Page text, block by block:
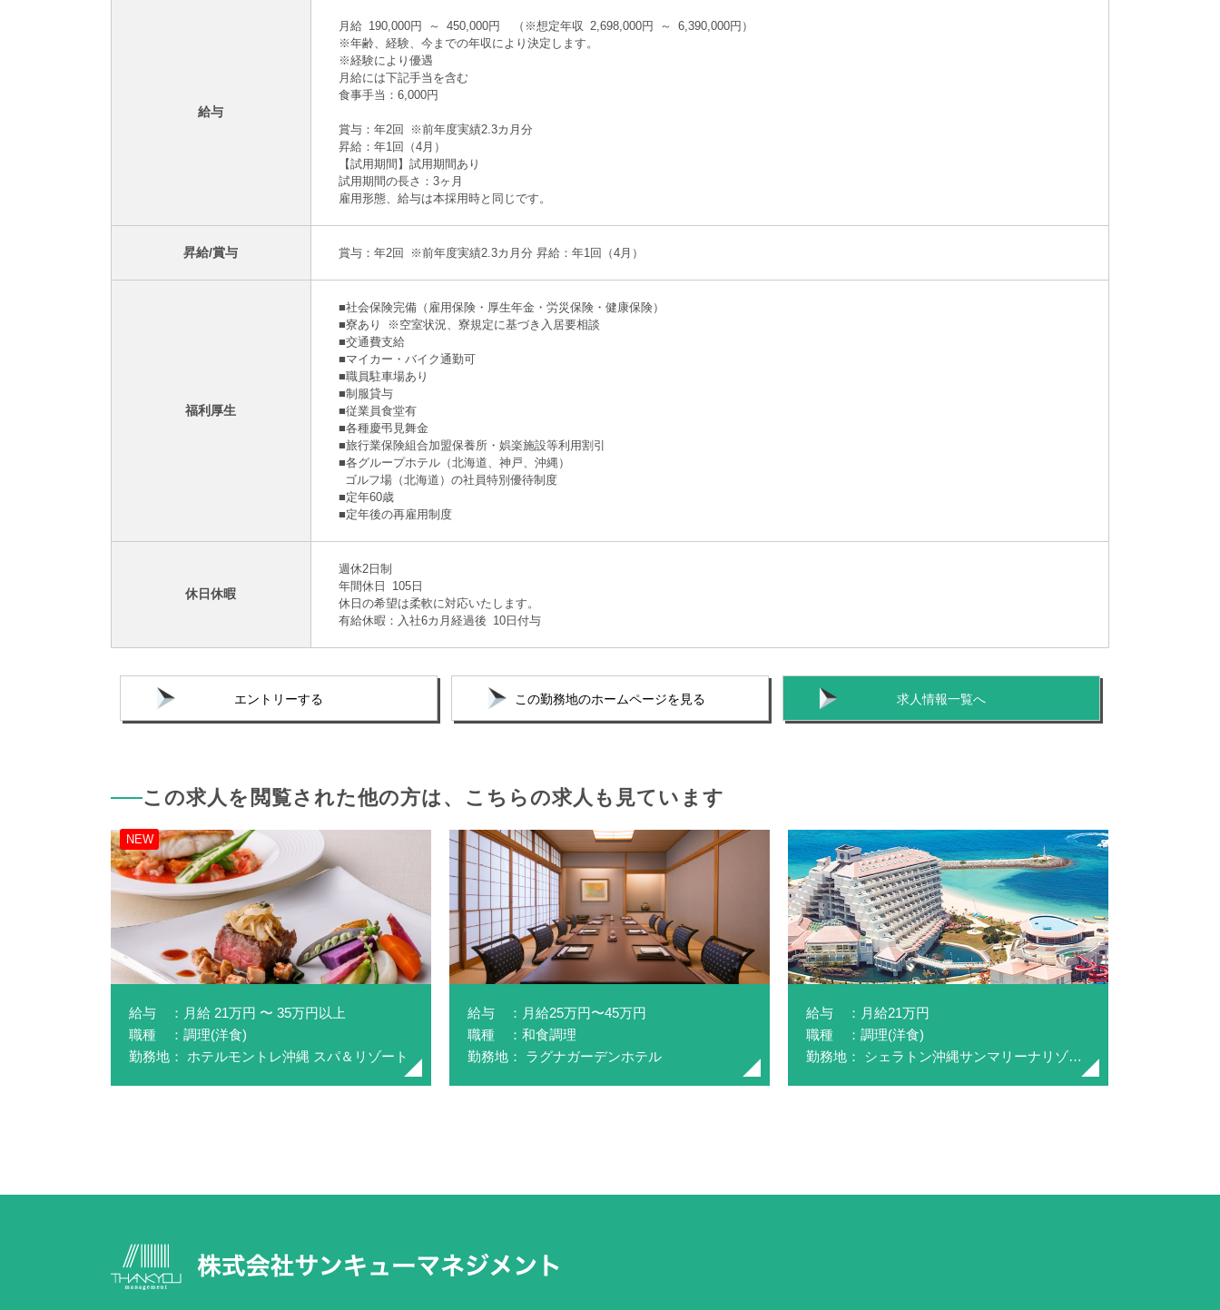
給与
月給 190,000円 ～ 450,000円 （※想定年収 2,698,000円 ～ 6,390,000円）
※年齢、経験、今までの年収により決定します。
※経験により優遇
月給には下記手当を含む
食事手当：6,000円
賞与：年2回 ※前年度実績2.3カ月分
昇給：年1回（4月）
【試用期間】試用期間あり
試用期間の長さ：3ヶ月
雇用形態、給与は本採用時と同じです。
昇給/賞与 賞与：年2回 ※前年度実績2.3カ月分 昇給：年1回（4月）
福利厚生
■社会保険完備（雇用保険・厚生年金・労災保険・健康保険）
■寮あり ※空室状況、寮規定に基づき入居要相談
■交通費支給
■マイカー・バイク通勤可
■職員駐車場あり
■制服貸与
■従業員食堂有
■各種慶弔見舞金
■旅行業保険組合加盟保養所・娯楽施設等利用割引
■各グループホテル（北海道、神戸、沖縄）
ゴルフ場（北海道）の社員特別優待制度
■定年60歳
■定年後の再雇用制度
休日休暇
週休2日制
年間休日 105日
休日の希望は柔軟に対応いたします。
有給休暇：入社6カ月経過後 10日付与
エントリーする この勤務地のホームページを見る 求人情報一覧へ
この求人を閲覧された他の方は、 こちらの求人も見ています
NEW
給与 ：月給 21万円 〜 35万円以上
職種 ：調理(洋食)
勤務地： ホテルモントレ沖縄 スパ＆リゾート
給与 ：月給25万円〜45万円
職種 ：和食調理
勤務地： ラグナガーデンホテル
給与 ：月給21万円
職種 ：調理(洋食)
勤務地： シェラトン沖縄サンマリーナリゾート